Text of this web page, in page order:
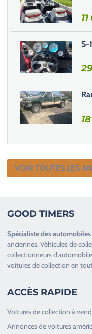
m
p
v
i
d
e
S-
VOIR TOUTES LES
GOOD TIMERS
Spécialiste desautomobiles
anciennes.Véhicules de
collectionneurs d’
voitures de collection en
ACCÈS RAPIDE
Voitures de collection à
Annonces de voitures